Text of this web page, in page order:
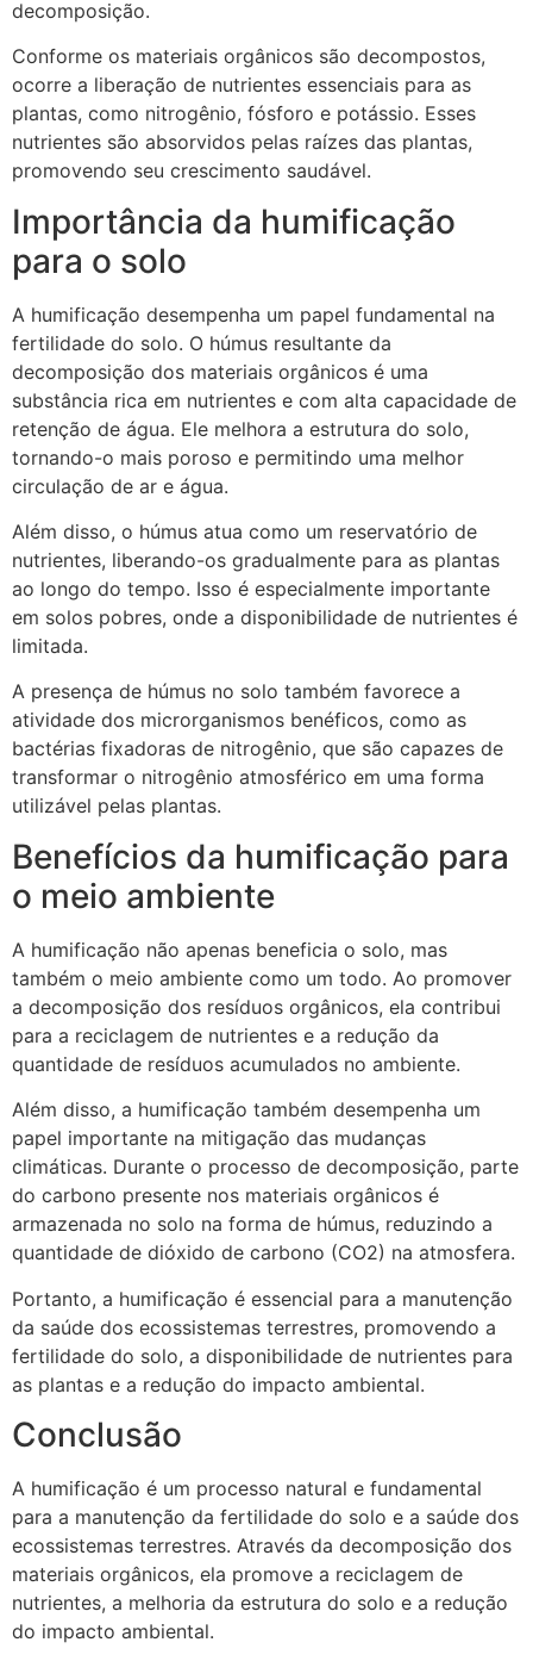
decomposição.
Conforme os materiais orgânicos são decompostos,
ocorre a liberação de nutrientes essenciais para as
plantas, como nitrogênio, fósforo e potássio. Esses
nutrientes são absorvidos pelas raízes das plantas,
promovendo seu crescimento saudável.
Importância da humificação
para o solo
A humificação desempenha um papel fundamental na
fertilidade do solo. O húmus resultante da
decomposição dos materiais orgânicos é uma
substância rica em nutrientes e com alta capacidade de
retenção de água. Ele melhora a estrutura do solo,
tornando-o mais poroso e permitindo uma melhor
circulação de ar e água.
Além disso, o húmus atua como um reservatório de
nutrientes, liberando-os gradualmente para as plantas
ao longo do tempo. Isso é especialmente importante
em solos pobres, onde a disponibilidade de nutrientes é
limitada.
A presença de húmus no solo também favorece a
atividade dos microrganismos benéficos, como as
bactérias fixadoras de nitrogênio, que são capazes de
transformar o nitrogênio atmosférico em uma forma
utilizável pelas plantas.
Benefícios da humificação para
o meio ambiente
A humificação não apenas beneficia o solo, mas
também o meio ambiente como um todo. Ao promover
a decomposição dos resíduos orgânicos, ela contribui
para a reciclagem de nutrientes e a redução da
quantidade de resíduos acumulados no ambiente.
Além disso, a humificação também desempenha um
papel importante na mitigação das mudanças
climáticas. Durante o processo de decomposição, parte
do carbono presente nos materiais orgânicos é
armazenada no solo na forma de húmus, reduzindo a
quantidade de dióxido de carbono (CO2) na atmosfera.
Portanto, a humificação é essencial para a manutenção
da saúde dos ecossistemas terrestres, promovendo a
fertilidade do solo, a disponibilidade de nutrientes para
as plantas e a redução do impacto ambiental.
Conclusão
A humificação é um processo natural e fundamental
para a manutenção da fertilidade do solo e a saúde dos
ecossistemas terrestres. Através da decomposição dos
materiais orgânicos, ela promove a reciclagem de
nutrientes, a melhoria da estrutura do solo e a redução
do impacto ambiental.